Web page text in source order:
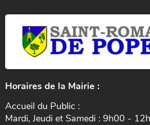
Horaires de la Mairie :
Accueil du Public :
Mardi, Jeudi et Samedi : 9h00 -